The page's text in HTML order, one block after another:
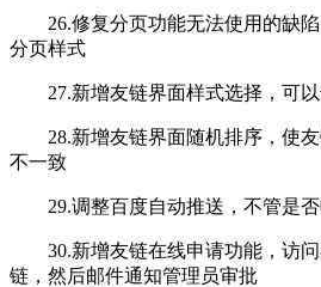
26.修复分页功能无法使用的缺陷
分页样式
27.新增友链界面样式选择，可以
28.新增友链界面随机排序，使友
不一致
29.调整百度自动推送，不管是否
30.新增友链在线申请功能，访问
链，然后邮件通知管理员审批